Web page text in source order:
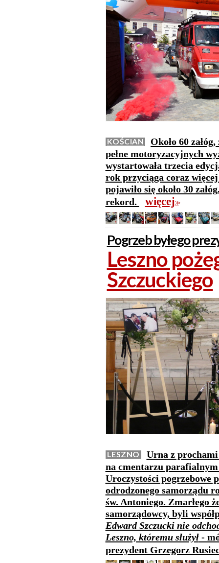
KOŚCIAN
Około 60
pełne motoryzacyjnych
wystartowała trzecia
rok przyciąga coraz
pojawiło się około 30
rekord.
więcej>>
Pogrzeb byłego
Leszno
Szczuckiego
LESZNO
Urna z prochami
na cmentarzu
Uroczystości pogrzebowe
odrodzonego samorządu
św. Antoniego. Zmarłego
samorządowcy, byli
Edward Szczucki nie
Leszno, któremu służył-
prezydent Grzegorz